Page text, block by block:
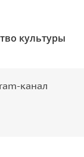
культуры
канал